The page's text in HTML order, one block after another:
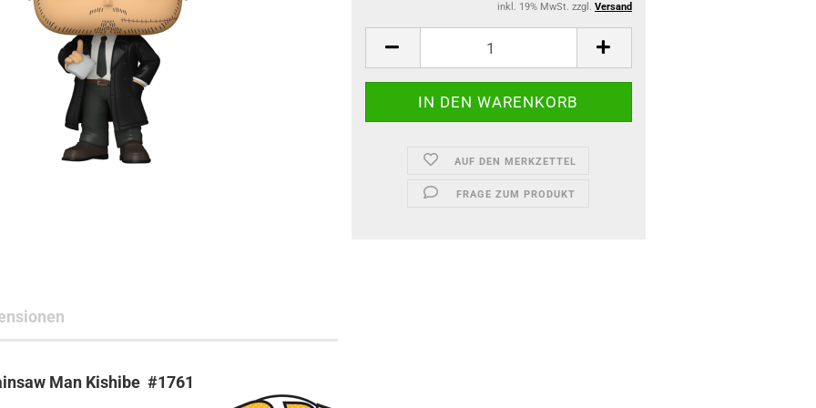
Toys
Hersteller
inkl. 19% MwSt. zzgl. Versand
AUF DEN MERKZETTEL
FRAGE ZUM PRODUKT
Man Kishibe #1761